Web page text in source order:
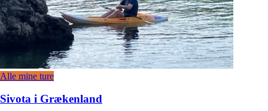
Alle mine ture
Sivota i Grækenland